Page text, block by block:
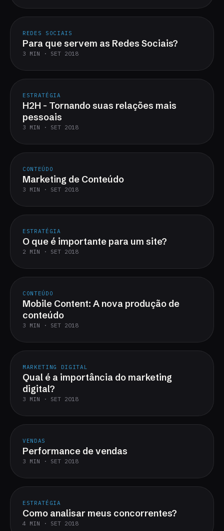
REDES SOCIAIS
Para que servem as Redes Sociais?
3 MIN · SET 2018
ESTRATÉGIA
H2H - Tornando suas relações mais
pessoais
3 MIN · SET 2018
CONTEÚDO
Marketing de Conteúdo
3 MIN · SET 2018
ESTRATÉGIA
O que é importante para um site?
2 MIN · SET 2018
CONTEÚDO
Mobile Content: A nova produção de
conteúdo
3 MIN · SET 2018
MARKETING DIGITAL
Qual é a importância do marketing
digital?
3 MIN · SET 2018
VENDAS
Performance de vendas
3 MIN · SET 2018
ESTRATÉGIA
Como analisar meus concorrentes?
4 MIN · SET 2018